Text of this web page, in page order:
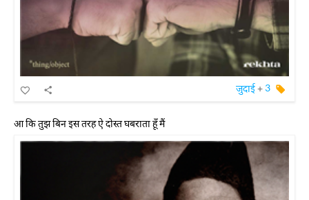
जुदाई+ 3
आ कि तुझ बिन इस तरह ऐ दोस्त घबराता हूँ मैं